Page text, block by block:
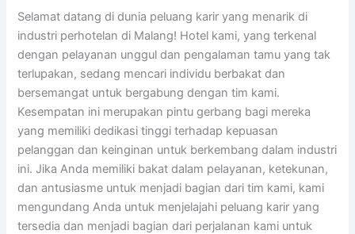
Selamat datang di dunia peluang karir yang menarik di
industri perhotelan di Malang! Hotel kami, yang terkenal
dengan pelayanan unggul dan pengalaman tamu yang tak
terlupakan, sedang mencari individu berbakat dan
bersemangat untuk bergabung dengan tim kami.
Kesempatan ini merupakan pintu gerbang bagi mereka
yang memiliki dedikasi tinggi terhadap kepuasan
pelanggan dan keinginan untuk berkembang dalam industri
ini. Jika Anda memiliki bakat dalam pelayanan, ketekunan,
dan antusiasme untuk menjadi bagian dari tim kami, kami
mengundang Anda untuk menjelajahi peluang karir yang
tersedia dan menjadi bagian dari perjalanan kami untuk